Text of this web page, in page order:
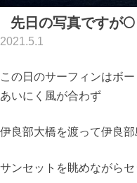
先日の写真ですが
2021.5.1
この日のサーフィンはボ
あいにく風が合わず
伊良部大橋を渡って伊良部
サンセットを眺めながら